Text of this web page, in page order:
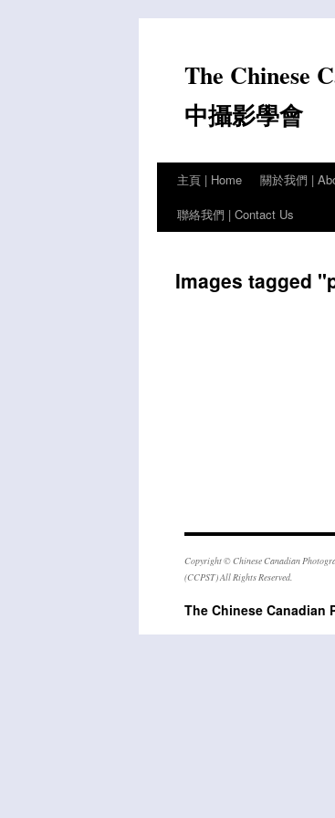
The Chinese
中攝影學會
主頁 | Home 關於我們 |
聯絡我們 | Contact Us
Images tagged
Copyright © Chinese Canadian
(CCPST) All Rights Reserved.
The Chinese Canadian